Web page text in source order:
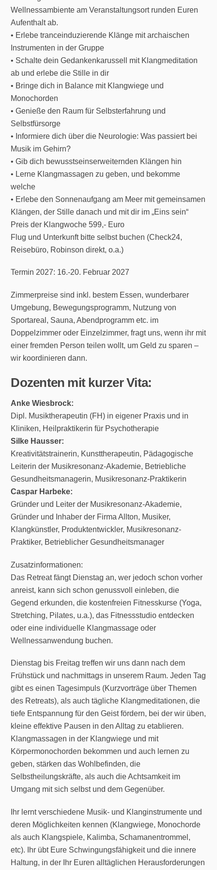
Wellnessambiente am Veranstaltungsort runden Euren
Aufenthalt ab.
• Erlebe tranceinduzierende Klänge mit archaischen
Instrumenten in der Gruppe
• Schalte dein Gedankenkarussell mit Klangmeditation
ab und erlebe die Stille in dir
• Bringe dich in Balance mit Klangwiege und
Monochorden
• Genieße den Raum für Selbsterfahrung und
Selbstfürsorge
• Informiere dich über die Neurologie: Was passiert bei
Musik im Gehirn?
• Gib dich bewusstseinserweiternden Klängen hin
• Lerne Klangmassagen zu geben, und bekomme
welche
• Erlebe den Sonnenaufgang am Meer mit gemeinsamen
Klängen, der Stille danach und mit dir im „Eins sein“
Preis der Klangwoche 599,- Euro
Flug und Unterkunft bitte selbst buchen (Check24,
Reisebüro, Robinson direkt, o.a.)
Termin 2027: 16.-20. Februar 2027
Zimmerpreise sind inkl. bestem Essen, wunderbarer
Umgebung, Bewegungsprogramm, Nutzung von
Sportareal, Sauna, Abendprogramm etc. im
Doppelzimmer oder Einzelzimmer, fragt uns, wenn ihr mit
einer fremden Person teilen wollt, um Geld zu sparen –
wir koordinieren dann.
Dozenten mit kurzer Vita:
Anke Wiesbrock:
Dipl. Musiktherapeutin (FH) in eigener Praxis und in
Kliniken, Heilpraktikerin für Psychotherapie
Silke Hausser:
Kreativitätstrainerin, Kunsttherapeutin, Pädagogische
Leiterin der Musikresonanz-Akademie, Betriebliche
Gesundheitsmanagerin, Musikresonanz-Praktikerin
Caspar Harbeke:
Gründer und Leiter der Musikresonanz-Akademie,
Gründer und Inhaber der Firma Allton, Musiker,
Klangkünstler, Produktentwickler, Musikresonanz-
Praktiker, Betrieblicher Gesundheitsmanager
Zusatzinformationen:
Das Retreat fängt Dienstag an, wer jedoch schon vorher
anreist, kann sich schon genussvoll einleben, die
Gegend erkunden, die kostenfreien Fitnesskurse (Yoga,
Stretching, Pilates, u.a.), das Fitnessstudio entdecken
oder eine individuelle Klangmassage oder
Wellnessanwendung buchen.
Dienstag bis Freitag treffen wir uns dann nach dem
Frühstück und nachmittags in unserem Raum. Jeden Tag
gibt es einen Tagesimpuls (Kurzvorträge über Themen
des Retreats), als auch tägliche Klangmeditationen, die
tiefe Entspannung für den Geist fördern, bei der wir üben,
kleine effektive Pausen in den Alltag zu etablieren.
Klangmassagen in der Klangwiege und mit
Körpermonochorden bekommen und auch lernen zu
geben, stärken das Wohlbefinden, die
Selbstheilungskräfte, als auch die Achtsamkeit im
Umgang mit sich selbst und dem Gegenüber.
Ihr lernt verschiedene Musik- und Klanginstrumente und
deren Möglichkeiten kennen (Klangwiege, Monochorde
als auch Klangspiele, Kalimba, Schamanentrommel,
etc). Ihr übt Eure Schwingungsfähigkeit und die innere
Haltung, in der Ihr Euren alltäglichen Herausforderungen